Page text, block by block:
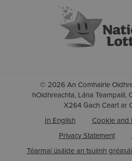
© 2026 An Comhairle
hOidhreachta, Lána Teampaill,
X264 Gach Ceart ar
In English
Cookie and
Privacy Statement
Téarmaí úsáide an tsuímh